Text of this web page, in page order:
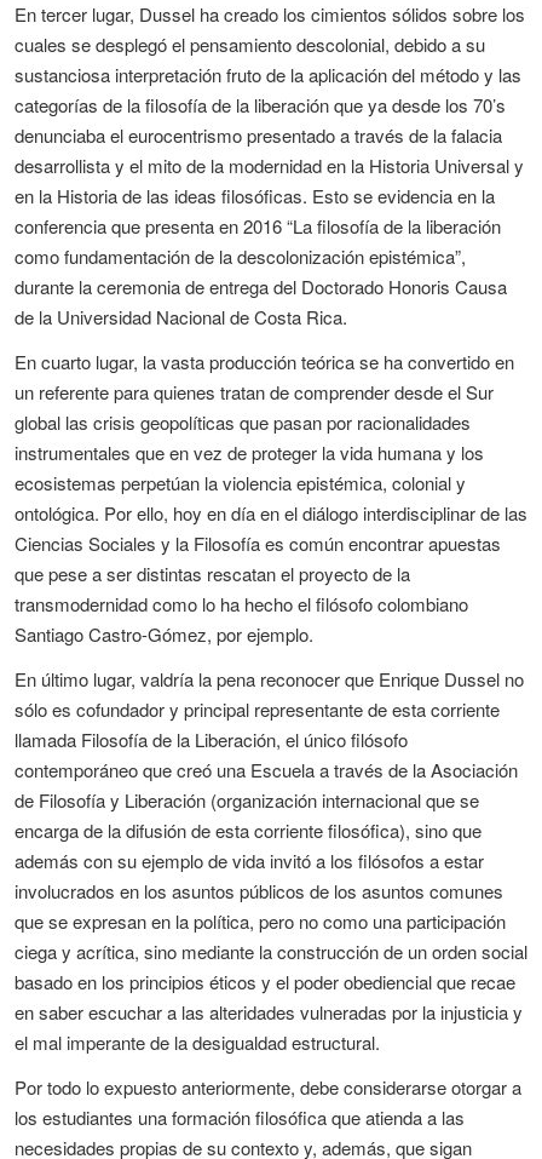
En tercer lugar, Dussel ha creado los cimientos sólidos sobre los
cuales se desplegó el pensamiento descolonial, debido a su
sustanciosa interpretación fruto de la aplicación del método y las
categorías de la filosofía de la liberación que ya desde los 70’s
denunciaba el eurocentrismo presentado a través de la falacia
desarrollista y el mito de la modernidad en la Historia Universal y
en la Historia de las ideas filosóficas. Esto se evidencia en la
conferencia que presenta en 2016 “La filosofía de la liberación
como fundamentación de la descolonización epistémica”,
durante la ceremonia de entrega del Doctorado Honoris Causa
de la Universidad Nacional de Costa Rica.
En cuarto lugar, la vasta producción teórica se ha convertido en
un referente para quienes tratan de comprender desde el Sur
global las crisis geopolíticas que pasan por racionalidades
instrumentales que en vez de proteger la vida humana y los
ecosistemas perpetúan la violencia epistémica, colonial y
ontológica. Por ello, hoy en día en el diálogo interdisciplinar de las
Ciencias Sociales y la Filosofía es común encontrar apuestas
que pese a ser distintas rescatan el proyecto de la
transmodernidad como lo ha hecho el filósofo colombiano
Santiago Castro-Gómez, por ejemplo.
En último lugar, valdría la pena reconocer que Enrique Dussel no
sólo es cofundador y principal representante de esta corriente
llamada Filosofía de la Liberación, el único filósofo
contemporáneo que creó una Escuela a través de la Asociación
de Filosofía y Liberación (organización internacional que se
encarga de la difusión de esta corriente filosófica), sino que
además con su ejemplo de vida invitó a los filósofos a estar
involucrados en los asuntos públicos de los asuntos comunes
que se expresan en la política, pero no como una participación
ciega y acrítica, sino mediante la construcción de un orden social
basado en los principios éticos y el poder obediencial que recae
en saber escuchar a las alteridades vulneradas por la injusticia y
el mal imperante de la desigualdad estructural.
Por todo lo expuesto anteriormente, debe considerarse otorgar a
los estudiantes una formación filosófica que atienda a las
necesidades propias de su contexto y, además, que sigan